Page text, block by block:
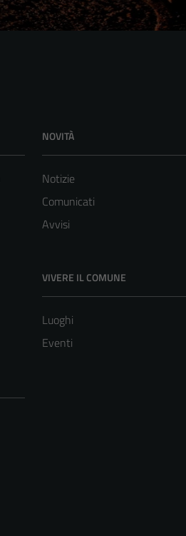
NOVITÀ
Notizie
Comunicati
Avvisi
VIVERE IL COMUNE
Luoghi
Eventi